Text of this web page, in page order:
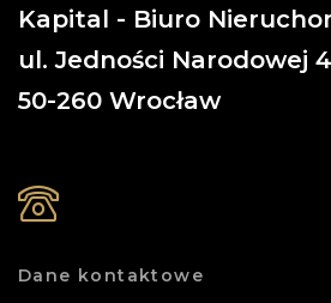
Kapital - Biuro
ul. Jedności Narodowej
50-260 Wrocław
Dane kontaktowe